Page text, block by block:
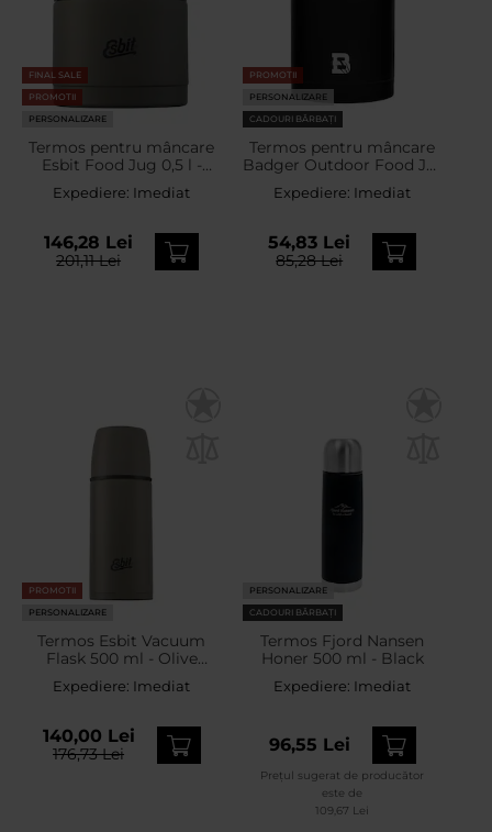
FINAL SALE
PROMOTII
PERSONALIZARE
Termos pentru mâncare
Esbit Food Jug 0,5 l -
Olive Green
Expediere: Imediat
146,28 Lei
201,11 Lei
PROMOTII
PERSONALIZARE
CADOURI BĂRBAȚI
Termos pentru mâncare
Badger Outdoor Food Jar
Hot Pot 600 ml - Black
Expediere: Imediat
54,83 Lei
85,28 Lei
PROMOTII
PERSONALIZARE
Termos Esbit Vacuum
Flask 500 ml - Olive
Green
Expediere: Imediat
140,00 Lei
176,73 Lei
PERSONALIZARE
CADOURI BĂRBAȚI
Termos Fjord Nansen
Honer 500 ml - Black
Expediere: Imediat
96,55 Lei
Prețul sugerat de producător
este de
109,67 Lei